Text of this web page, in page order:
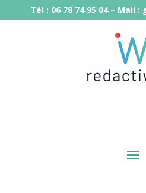
Tél : 06 78 74 95 04 – Mail